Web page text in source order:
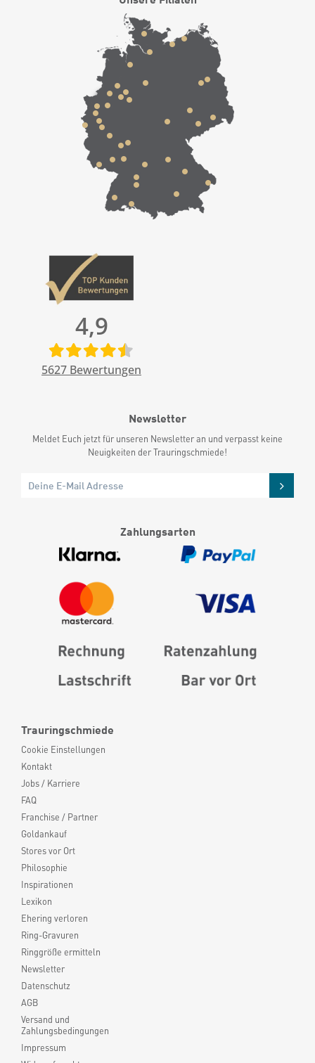
Trauringschmiede
Cookie Einstellungen
Kontakt
Jobs / Karriere
FAQ
Franchise / Partner
Goldankauf
Stores vor Ort
Philosophie
Inspirationen
Lexikon
Ehering verloren
Ring-Gravuren
Ringgröße ermitteln
Newsletter
Datenschutz
AGB
Versand und
Zahlungsbedingungen
Impressum
4,9
5627 Bewertungen
Newsletter
Meldet Euch jetzt für unseren Newsletter an und verpasst keine
Neuigkeiten der Trauringschmiede!
Zahlungsarten